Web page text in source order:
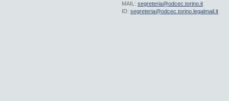
MAIL: segreteria@odcec.torino.it
ID: segreteria@odcec.torino.legalmail.it